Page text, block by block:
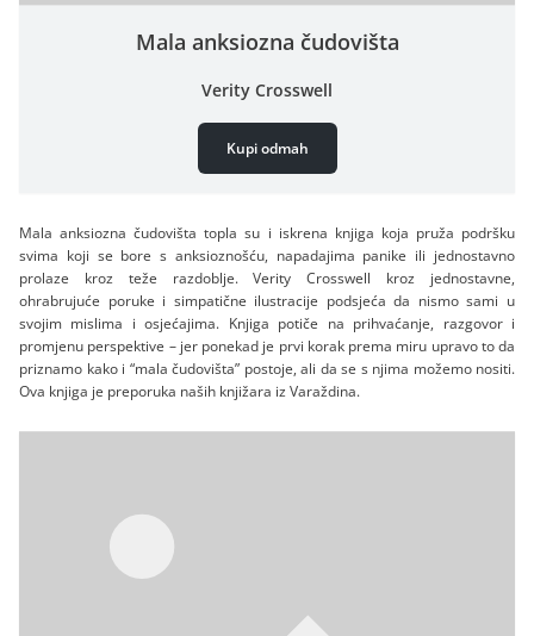
Mala anksiozna čudovišta
Verity Crosswell
Kupi odmah
Mala anksiozna čudovišta topla su i iskrena knjiga koja pruža podršku
svima koji se bore s anksioznošću, napadajima panike ili jednostavno
prolaze kroz teže razdoblje. Verity Crosswell kroz jednostavne,
ohrabrujuće poruke i simpatične ilustracije podsjeća da nismo sami u
svojim mislima i osjećajima. Knjiga potiče na prihvaćanje, razgovor i
promjenu perspektive – jer ponekad je prvi korak prema miru upravo to da
priznamo kako i “mala čudovišta” postoje, ali da se s njima možemo nositi.
Ova knjiga je preporuka naših knjižara iz Varaždina.